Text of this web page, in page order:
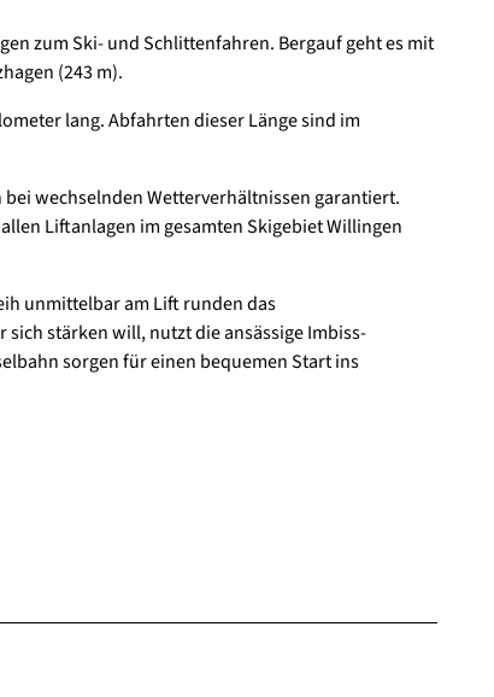
zum Ski- und Schlittenfahren. Bergauf geht es mit
(243 m).
lang. Abfahrten dieser Länge sind im
wechselnden Wetterverhältnissen garantiert.
Liftanlagen im gesamten Skigebiet Willingen
unmittelbar am Lift runden das
stärken will, nutzt die ansässige Imbiss-
sorgen für einen bequemen Start ins